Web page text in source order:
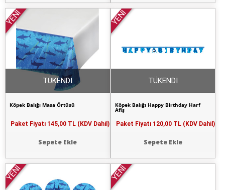
YENİ
Köpek Balığı Masa Örtüsü
Paket Fiyatı 145,00 TL (KDV Dahil)
Sepete Ekle
TÜKENDİ
YENİ
Köpek Balığı Happy Birthday Harf
Afiş
Paket Fiyatı 120,00 TL (KDV Dahil)
Sepete Ekle
TÜKENDİ
YENİ YENİ